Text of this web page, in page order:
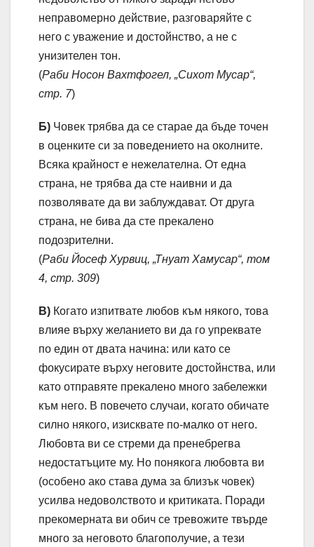
неправомерно действие, разговаряйте с
него с уважение и достойнство, а не с
унизителен тон.
(Раби Носон Вахтфогел, „Сихот Мусар“,
стр. 7)
Б) Човек трябва да се старае да бъде точен
в оценките си за поведението на околните.
Всяка крайност е нежелателна. От една
страна, не трябва да сте наивни и да
позволявате да ви заблуждават. От друга
страна, не бива да сте прекалено
подозрителни.
(Раби Йосеф Хурвиц, „Тнуат Хамусар“, том
4, стр. 309)
В) Когато изпитвате любов към някого, това
влияе върху желанието ви да го упреквате
по един от двата начина: или като се
фокусирате върху неговите достойнства, или
като отправяте прекалено много забележки
към него. В повечето случаи, когато обичате
силно някого, изисквате по-малко от него.
Любовта ви се стреми да пренебрегва
недостатъците му. Но понякога любовта ви
(особено ако става дума за близък човек)
усилва недоволството и критиката. Поради
прекомерната ви обич се тревожите твърде
много за неговото благополучие, а тези